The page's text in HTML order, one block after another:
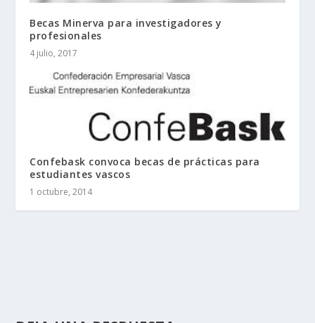
Becas Minerva para investigadores y
profesionales
4 julio, 2017
Confebask convoca becas de prácticas para
estudiantes vascos
1 octubre, 2014